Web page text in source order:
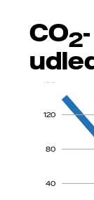
CO2-
40
80
120
160